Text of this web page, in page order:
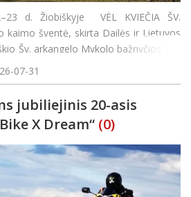
d. Žiobiškyje VĖL KVIEČIA ŠV.
kaimo šventė, skirta Dailės ir Lietuvos
Šv. arkangelo Mykolo bažnyčios 115
22 d. Buvusioje klebonijoje
07-31
jubiliejinis 20-asis
X Dream“ (0)